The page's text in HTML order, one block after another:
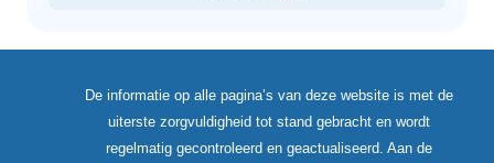
De informatie op alle pagina’s van deze website is met de
uiterste zorgvuldigheid tot stand gebracht en wordt
regelmatig gecontroleerd en geactualiseerd. Aan de